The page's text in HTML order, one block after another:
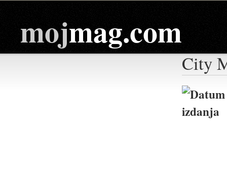
mojmag.com
City